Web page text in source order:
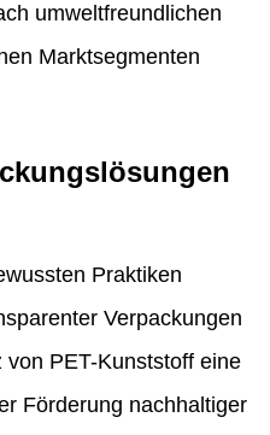
umweltfreundlichen
Marktsegmenten
Praktiken
Verpackungen
PET-Kunststoff eine
Förderung nachhaltiger